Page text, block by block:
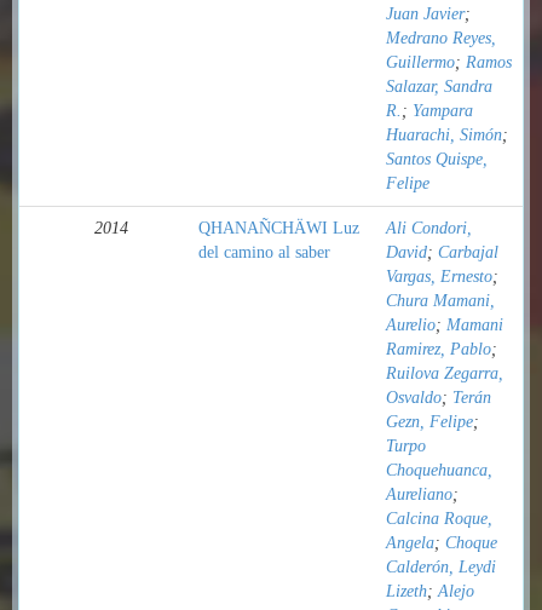
Juan Javier;
Medrano Reyes,
Guillermo; Ramos
Salazar, Sandra
R. ; Yampara
Huarachi, Simón;
Santos Quispe,
Felipe
2014
QHANAÑCHÄWI Luz
del camino al saber
Ali Condori,
David; Carbajal
Vargas, Ernesto;
Chura Mamani,
Aurelio; Mamani
Ramirez, Pablo;
Ruilova Zegarra,
Osvaldo; Terán
Gezn, Felipe;
Turpo
Choquehuanca,
Aureliano;
Calcina Roque,
Angela; Choque
Calderón, Leydi
Lizeth;Alejo